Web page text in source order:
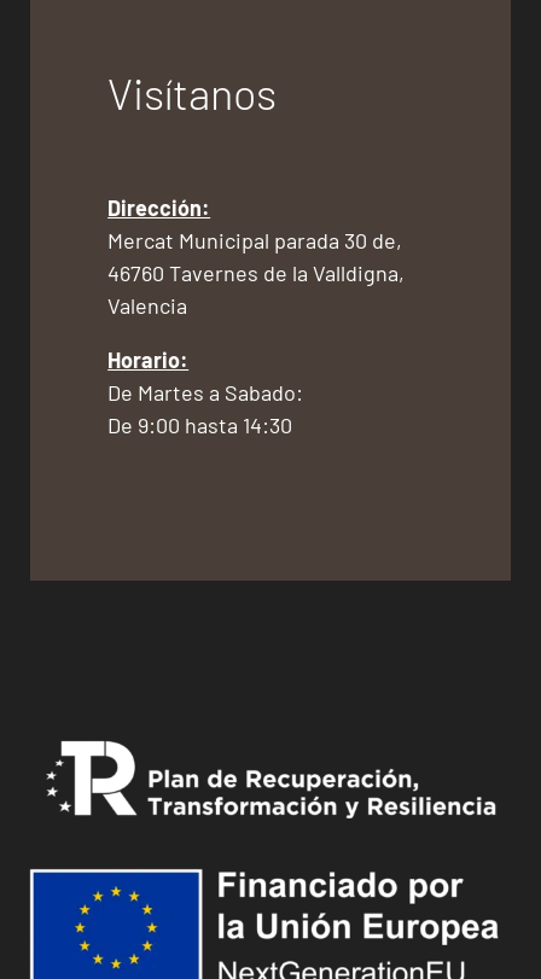
Visítanos
Dirección:
Mercat Municipal parada 30 de,
46760 Tavernes de la Valldigna,
Valencia
Horario:
De Martes a Sabado:
De 9:00 hasta 14:30